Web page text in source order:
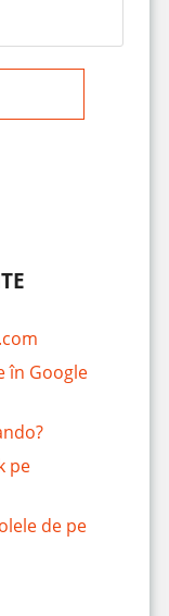
în Google
pe
de pe